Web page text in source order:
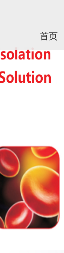
首页
首页